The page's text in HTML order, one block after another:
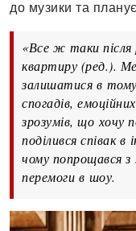
до музики та
«Все ж таки після
квартиру (ред.).
залишатися в
спогадів,
зрозумів, що
поділився співак в
чому попрощався
перемоги в шоу.